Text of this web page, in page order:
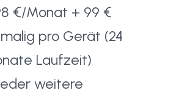
€/Monat + 99 €
pro Gerät (24
Laufzeit)
weitere